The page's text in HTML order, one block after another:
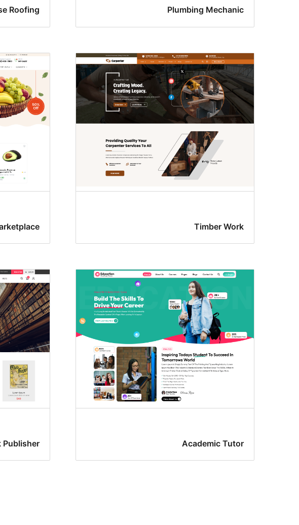
Plumbing Mechanic
Roofing
Timber Work
Academic Tutor
Publisher